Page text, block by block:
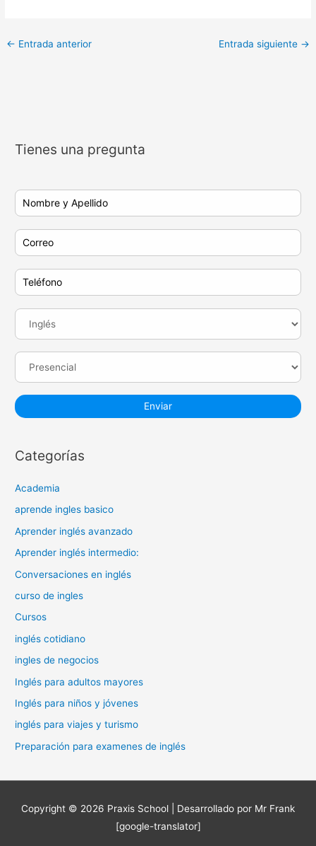
← Entrada anterior Entrada siguiente →
Tienes una pregunta
Categorías
Academia
aprende ingles basico
Aprender inglés avanzado
Aprender inglés intermedio:
Conversaciones en inglés
curso de ingles
Cursos
inglés cotidiano
ingles de negocios
Inglés para adultos mayores
Inglés para niños y jóvenes
inglés para viajes y turismo
Preparación para examenes de inglés
Copyright © 2026 Praxis School | Desarrollado por Mr Frank
[google-translator]